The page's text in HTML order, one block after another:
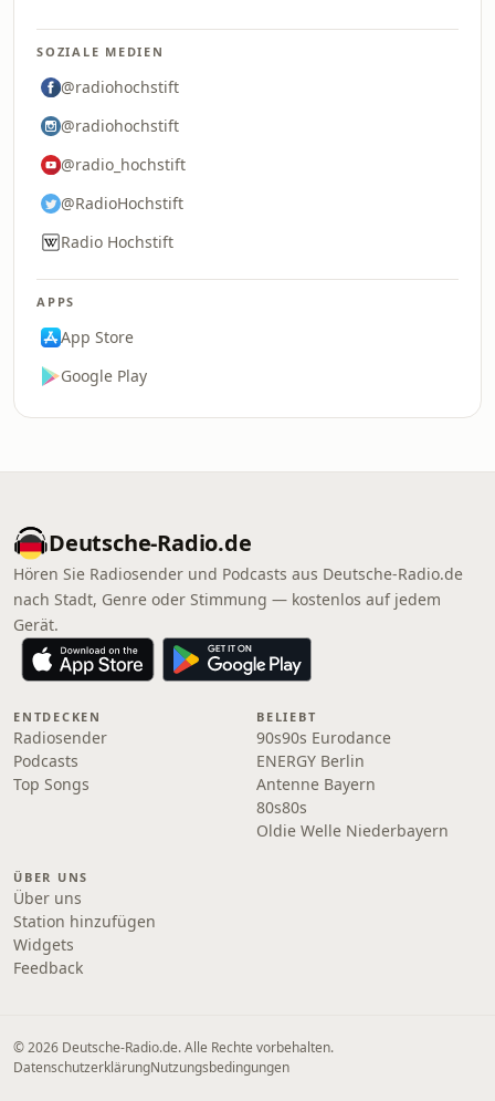
SOZIALE MEDIEN
@radiohochstift
@radiohochstift
@radio_hochstift
@RadioHochstift
Radio Hochstift
APPS
App Store
Google Play
Deutsche-Radio.de
Hören Sie Radiosender und Podcasts aus Deutsche-Radio.de
nach Stadt, Genre oder Stimmung — kostenlos auf jedem
Gerät.
ENTDECKEN
Radiosender
Podcasts
Top Songs
BELIEBT
90s90s Eurodance
ENERGY Berlin
Antenne Bayern
80s80s
Oldie Welle Niederbayern
ÜBER UNS
Über uns
Station hinzufügen
Widgets
Feedback
© 2026 Deutsche-Radio.de. Alle Rechte vorbehalten.
DatenschutzerklärungNutzungsbedingungen